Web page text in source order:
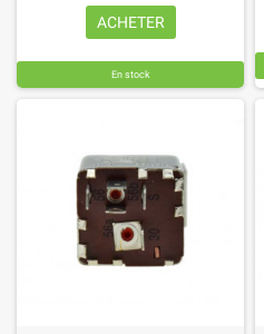
ACHETER
En stock